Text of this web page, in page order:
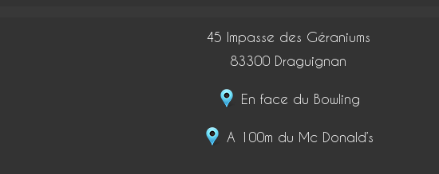
45 Impasse des Géraniums
83300 Draguignan
En face du Bowling
A 100m du Mc Donald’s